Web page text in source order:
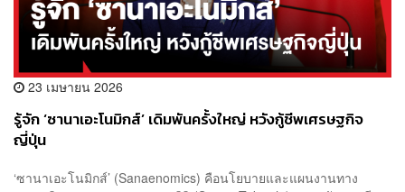
23 เมษายน 2026
รู้จัก ‘ซานาเอะโนมิกส์’ เดิมพันครั้งใหญ่ หวังกู้ชีพเศรษฐกิจ
ญี่ปุ่น
‘ซานาเอะโนมิกส์’ (Sanaenomics) คือนโยบายและแผนงานทาง